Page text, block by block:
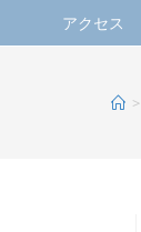
アクセス
>